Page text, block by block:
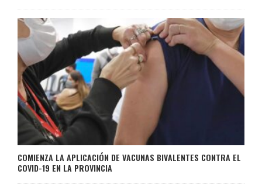
COMIENZA LA APLICACIÓN DE VACUNAS BIVALENTES CONTRA EL
COVID-19 EN LA PROVINCIA